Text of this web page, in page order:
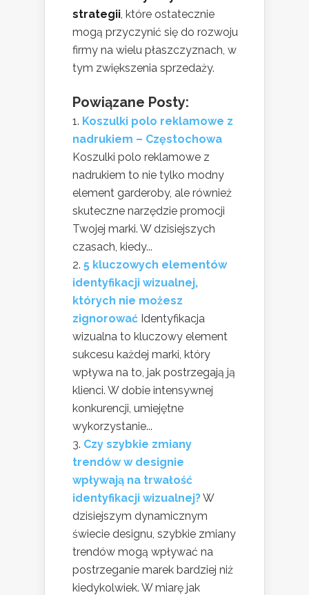
strategii , które ostatecznie
mogą przyczynić się do rozwoju
firmy na wielu płaszczyznach, w
tym zwiększenia sprzedaży.
Powiązane Posty:
Koszulki polo reklamowe z
nadrukiem – Częstochowa
Koszulki polo reklamowe z
nadrukiem to nie tylko modny
element garderoby, ale również
skuteczne narzędzie promocji
Twojej marki. W dzisiejszych
czasach, kiedy...
5 kluczowych elementów
identyfikacji wizualnej,
których nie możesz
zignorować Identyfikacja
wizualna to kluczowy element
sukcesu każdej marki, który
wpływa na to, jak postrzegają ją
klienci. W dobie intensywnej
konkurencji, umiejętne
wykorzystanie...
Czy szybkie zmiany
trendów w designie
wpływają na trwałość
identyfikacji wizualnej?W
dzisiejszym dynamicznym
świecie designu, szybkie zmiany
trendów mogą wpływać na
postrzeganie marek bardziej niż
kiedykolwiek. W miarę jak